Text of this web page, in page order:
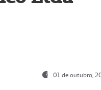
01 de outubro,